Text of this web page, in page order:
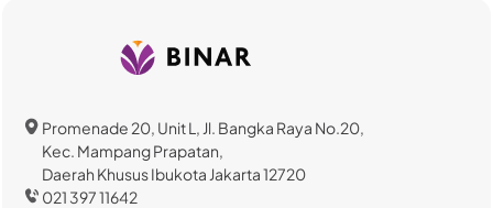
Promenade 20, Unit L, Jl. Bangka Raya No.20,
Kec. Mampang Prapatan,
Daerah Khusus Ibukota Jakarta 12720
021 397 11642